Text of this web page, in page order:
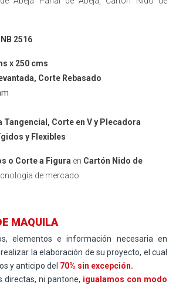
2516
x 250 cms
Corte Rebasado
Tangencial, Corte en V y Plecadora
y Flexibles
o Corte a Figura en Cartón Nido de
de mercado.
MAQUILA
elementos e información necesaria en
la elaboración de su proyecto, el cual
y anticipo del 70% sin excepción.
directas, ni pantone, igualamos con modo